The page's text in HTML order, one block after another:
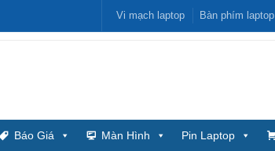
Vi mạch laptop Bàn phím laptop
Báo Giá Màn Hình Pin Laptop